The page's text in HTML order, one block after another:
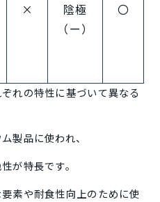
×
陰極
（ー）
〇
れの特性に基づいて異なる
製品に使われ、
が特長です。
素や耐食性向上のために使